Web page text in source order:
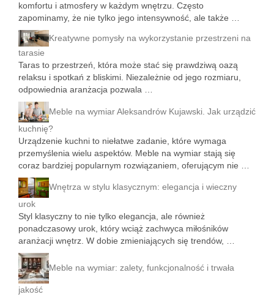
komfortu i atmosfery w każdym wnętrzu. Często
zapominamy, że nie tylko jego intensywność, ale także …
Kreatywne pomysły na wykorzystanie przestrzeni na
tarasie
Taras to przestrzeń, która może stać się prawdziwą oazą
relaksu i spotkań z bliskimi. Niezależnie od jego rozmiaru,
odpowiednia aranżacja pozwala …
Meble na wymiar Aleksandrów Kujawski. Jak urządzić
kuchnię?
Urządzenie kuchni to niełatwe zadanie, które wymaga
przemyślenia wielu aspektów. Meble na wymiar stają się
coraz bardziej popularnym rozwiązaniem, oferującym nie …
Wnętrza w stylu klasycznym: elegancja i wieczny
urok
Styl klasyczny to nie tylko elegancja, ale również
ponadczasowy urok, który wciąż zachwyca miłośników
aranżacji wnętrz. W dobie zmieniających się trendów, …
Meble na wymiar: zalety, funkcjonalność i trwała
jakość